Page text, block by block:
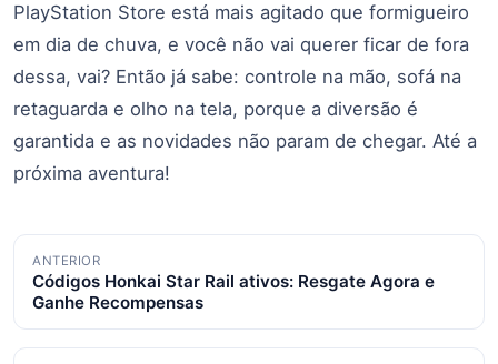
PlayStation Store está mais agitado que formigueiro
em dia de chuva, e você não vai querer ficar de fora
dessa, vai? Então já sabe: controle na mão, sofá na
retaguarda e olho na tela, porque a diversão é
garantida e as novidades não param de chegar. Até a
próxima aventura!
Navegação
de
posts
ANTERIOR
Códigos Honkai Star Rail ativos: Resgate Agora e
Ganhe Recompensas